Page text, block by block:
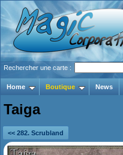
Rechercher une carte :
Home Boutique News
Taiga
<< 282. Scrubland